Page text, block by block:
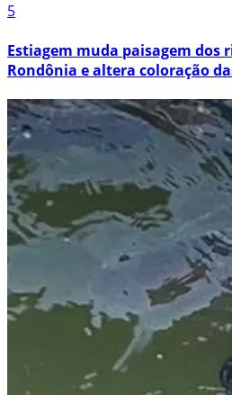
5
Estiagem muda paisagem dos
Rondônia e altera coloração